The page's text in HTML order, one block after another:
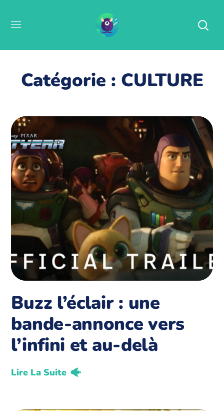
Catégorie : CULTURE
Buzz l’éclair : une
bande-annonce vers
l’infini et au-delà
Lire La Suite